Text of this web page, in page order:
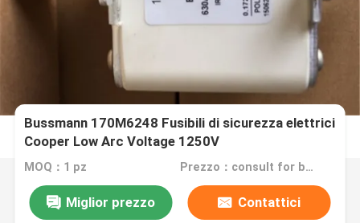
Bussmann 170M6248 Fusibili di sicurezza elettrici
Cooper Low Arc Voltage 1250V
MOQ：1 pz Prezzo：consult for best discount
Miglior prezzo Contattici